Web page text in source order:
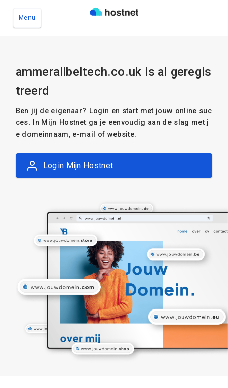
Menu
ammerallbeltech.co.uk is al geregis
treerd
Ben jij de eigenaar? Login en start met jouw online suc
ces. In Mijn Hostnet ga je eenvoudig aan de slag met j
e domeinnaam, e-mail of website.
Login Mijn Hostnet